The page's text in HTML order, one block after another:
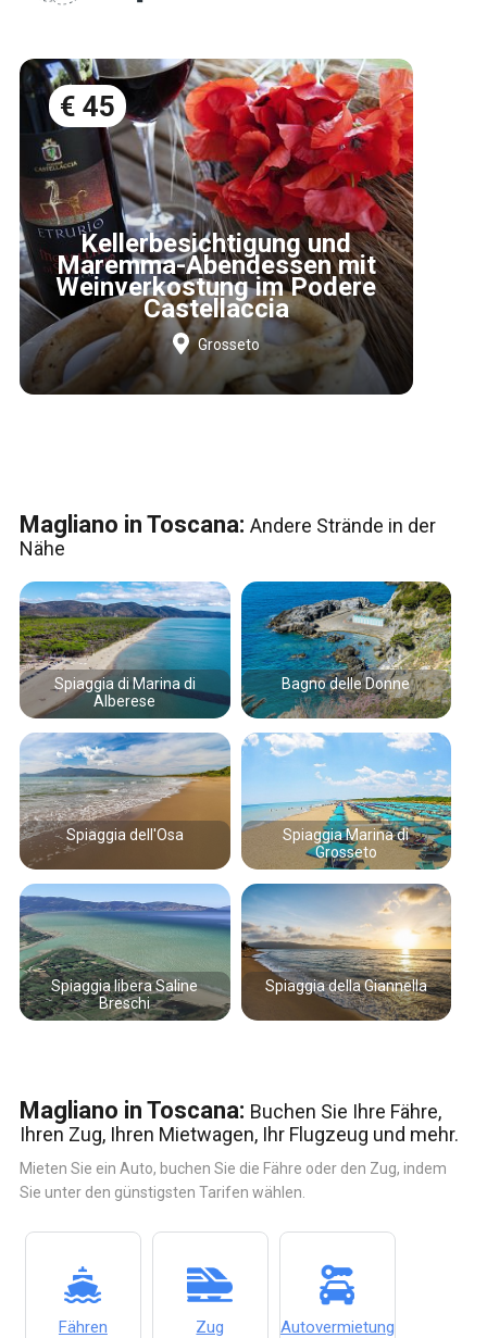
€ 45
Kellerbesichtigung und
Maremma-Abendessen mit
Weinverkostung im Podere
Castellaccia
Grosseto
Magliano in Toscana: Andere Strände in der
Nähe
Spiaggia di Marina di
Alberese
Bagno delle Donne
Spiaggia dell'Osa
Spiaggia Marina di
Grosseto
Spiaggia libera Saline
Breschi
Spiaggia della Giannella
Magliano in Toscana: Buchen Sie Ihre Fähre,
Ihren Zug, Ihren Mietwagen, Ihr Flugzeug und mehr.
Mieten Sie ein Auto, buchen Sie die Fähre oder den Zug, indem
Sie unter den günstigsten Tarifen wählen.
Fähren Zug Autovermietung